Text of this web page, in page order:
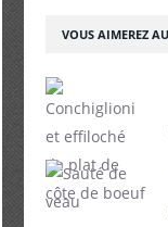
VOUS AIMEREZ